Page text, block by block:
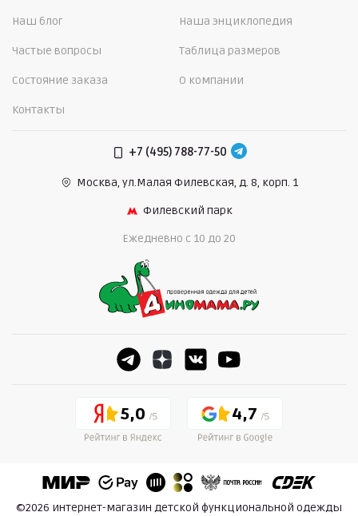
Наш блог Наша энциклопедия
Частые вопросы Таблица размеров
Состояние заказа О компании
Контакты
+7 (495) 788-77-50
Москва, ул.Малая Филевская, д. 8, корп. 1
Филевский парк
Ежедневно c 10 до 20
5,0 4,7
©2026 интернет-магазин детской функциональной одежды